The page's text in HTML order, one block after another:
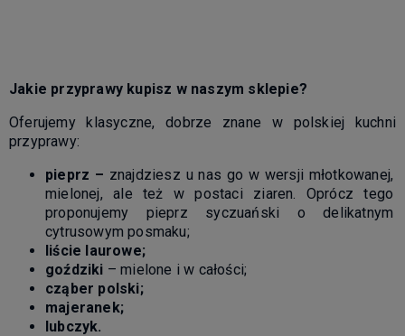
Jakie przyprawy kupisz w naszym sklepie?
Oferujemy klasyczne, dobrze znane w polskiej kuchni
przyprawy:
pieprz – znajdziesz u nas go w wersji młotkowanej,
mielonej, ale też w postaci ziaren. Oprócz tego
proponujemy pieprz syczuański o delikatnym
cytrusowym posmaku;
liście laurowe;
goździki – mielone i w całości;
cząber polski;
majeranek;
lubczyk.